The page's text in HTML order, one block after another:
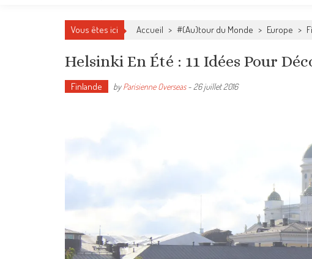
Vous êtes ici Accueil > #(Au)tour du Monde > Europe >
Helsinki En Été : 11 Idées Pour
Finlande byParisienne Overseas- 26 juillet 2016